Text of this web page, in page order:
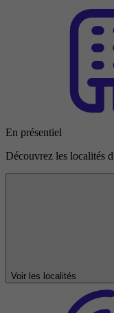
En présentiel
Découvrez les localités
Voir les localités